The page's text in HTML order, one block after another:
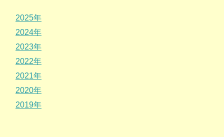
2025年
2024年
2023年
2022年
2021年
2020年
2019年